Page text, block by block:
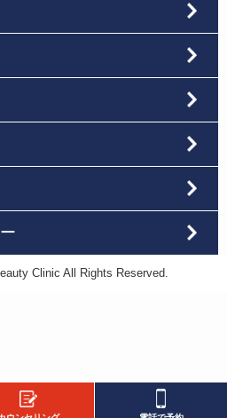
Clinic All Rights Reserved.